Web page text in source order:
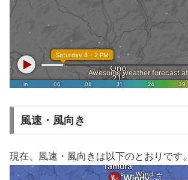
風速・風向き
現在、風速・風向きは以下のとおりです。